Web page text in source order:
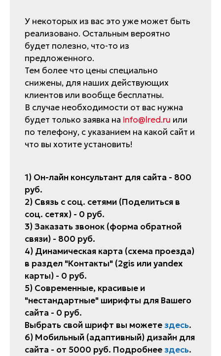
У некоторых из вас это уже может быть
реализовано. Остальным вероятно
будет полезно, что-то из
предложенного.
Тем более что цены специально
снижены, для наших действующих
клиентов или вообще бесплатны.
В случае необходимости от вас нужна
будет только заявка на info@lred.ru или
по телефону, с указанием на какой сайт и
что вы хотите установить!
1) Он-лайн консультант для сайта - 800
руб.
2) Связь с соц. сетями (Поделиться в
соц. сетях) - 0 руб.
3) Заказать звонок (форма обратной
связи) - 800 руб.
4) Динамическая карта (схема проезда)
в раздел "Контакты" (2gis или yandex
карты) - 0 руб.
5) Современные, красивые и
"нестандартные" ширифты для Вашего
сайта - 0 руб.
Выбрать свой шрифт вы можетездесь.
6) Мобильный (адаптивный) дизайн для
сайта - от 5000 руб. Подробнеездесь.